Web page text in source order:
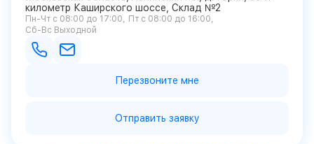
километр Каширского шоссе, Склад №2
Пн-Чт с 08:00 до 17:00
Пт с 08:00 до 16:00
Сб-Вс Выходной
Перезвоните мне
Отправить заявку